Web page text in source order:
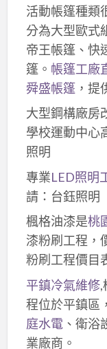
活動帳篷種類
分為大型歐式
帝王帳篷、快
篷。 帳篷工廠
舜盛帳篷，提
大型鋼構廠房
學校運動中心
照明
專業LED照明
請：台鈺照明
楓格油漆是桃
漆粉刷工程，
粉刷工程價目
平鎮冷氣維修,
程位於平鎮區
庭水電、衛浴
業廠商。